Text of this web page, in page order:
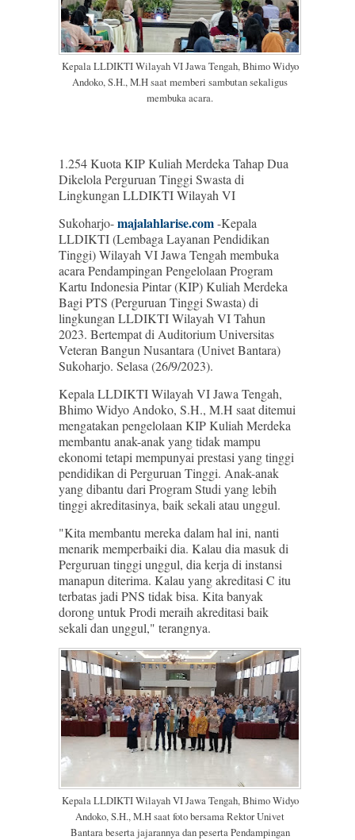
Kepala LLDIKTI Wilayah VI Jawa Tengah, Bhimo Widyo
Andoko, S.H., M.H saat memberi sambutan sekaligus
membuka acara.
1.254 Kuota KIP Kuliah Merdeka Tahap Dua
Dikelola Perguruan Tinggi Swasta di
Lingkungan LLDIKTI Wilayah VI
Sukoharjo-majalahlarise.com-Kepala
LLDIKTI (Lembaga Layanan Pendidikan
Tinggi) Wilayah VI Jawa Tengah membuka
acara Pendampingan Pengelolaan Program
Kartu Indonesia Pintar (KIP) Kuliah Merdeka
Bagi PTS (Perguruan Tinggi Swasta) di
lingkungan LLDIKTI Wilayah VI Tahun
2023. Bertempat di Auditorium Universitas
Veteran Bangun Nusantara (Univet Bantara)
Sukoharjo. Selasa (26/9/2023).
Kepala LLDIKTI Wilayah VI Jawa Tengah,
Bhimo Widyo Andoko, S.H., M.H saat ditemui
mengatakan pengelolaan KIP Kuliah Merdeka
membantu anak-anak yang tidak mampu
ekonomi tetapi mempunyai prestasi yang tinggi
pendidikan di Perguruan Tinggi. Anak-anak
yang dibantu dari Program Studi yang lebih
tinggi akreditasinya, baik sekali atau unggul.
"Kita membantu mereka dalam hal ini, nanti
menarik memperbaiki dia. Kalau dia masuk di
Perguruan tinggi unggul, dia kerja di instansi
manapun diterima. Kalau yang akreditasi C itu
terbatas jadi PNS tidak bisa. Kita banyak
dorong untuk Prodi meraih akreditasi baik
sekali dan unggul," terangnya.
Kepala LLDIKTI Wilayah VI Jawa Tengah, Bhimo Widyo
Andoko, S.H., M.H saat foto bersama Rektor Univet
Bantara beserta jajarannya dan peserta Pendampingan